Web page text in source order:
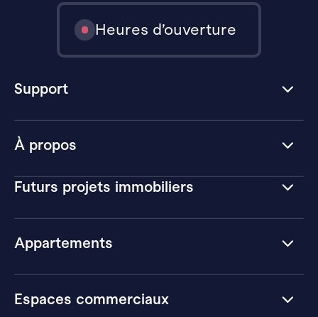
À propos
Futurs projets immobiliers
Appartements
Espaces commerciaux
Heures d’ouverture
Support